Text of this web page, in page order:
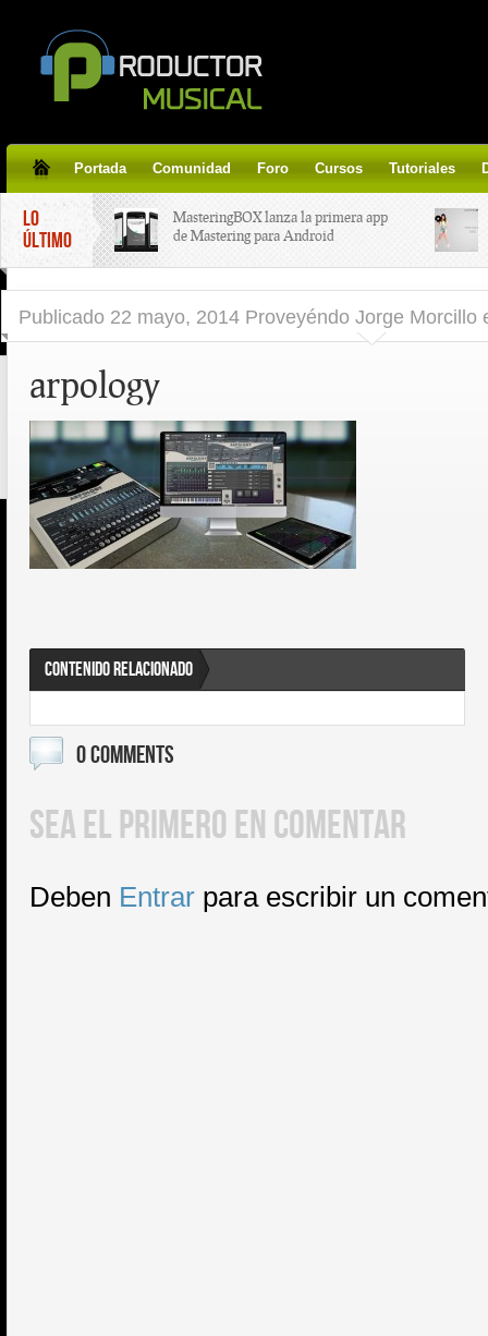
Portada Comunidad Foro Cursos Tutoriales
LO
ÚLTIMO
MasteringBOX lanza la primera app
de Mastering para Android
line gratis!
Tutorial de CLA Effects, aprende a
aplicar efectos a tus voces.
Publicado 22 mayo, 2014 Proveyéndo Jorge Morcillo
arpology
CONTENIDO RELACIONADO
0 COMMENTS
SEA EL PRIMERO EN COMENTAR
Deben Entrar para escribir un